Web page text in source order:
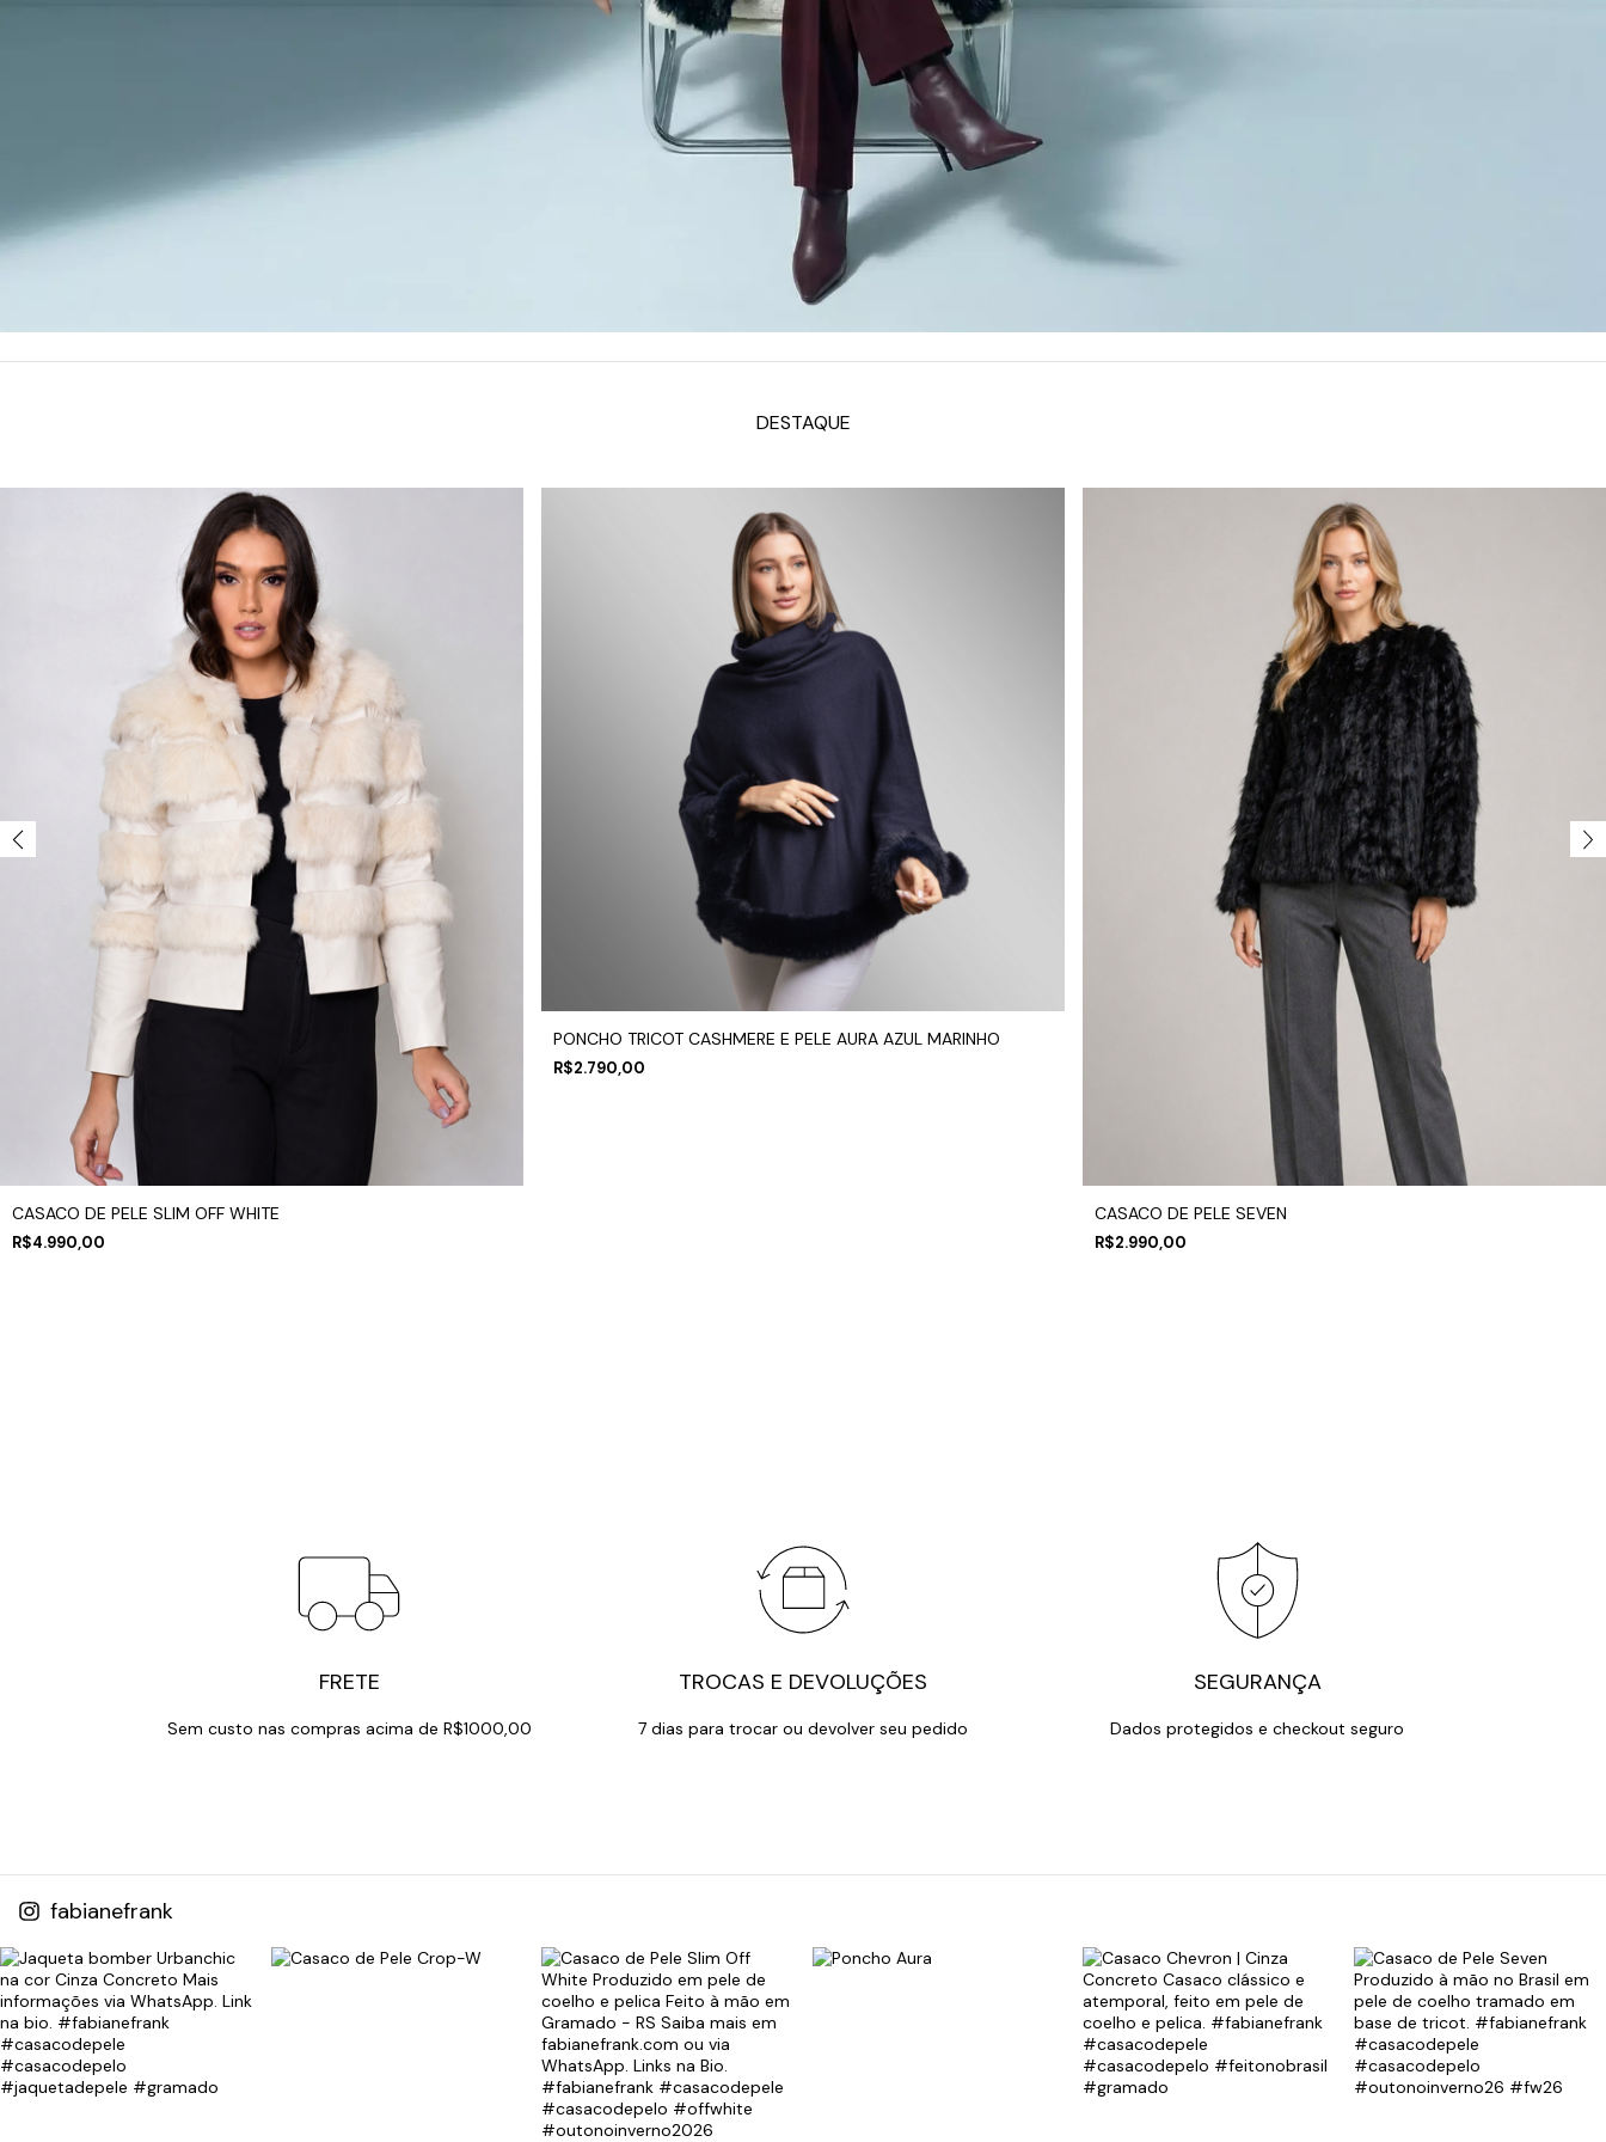
DESTAQUE
CASACO DE PELE SLIM OFF WHITE
R$4.990,00
PONCHO TRICOT CASHMERE E PELE AURA AZUL MARINHO
R$2.790,00
CASACO DE PELE SEVEN
R$2.990,00
FRETE
Sem custo nas compras acima de R$1000,00
TROCAS E DEVOLUÇÕES
7 dias para trocar ou devolver seu pedido
SEGURANÇA
Dados protegidos e checkout seguro
fabianefrank